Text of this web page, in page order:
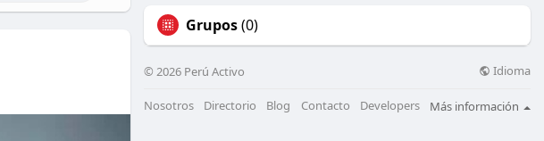
Grupos(0)
© 2026 Perú Activo Idioma
Nosotros Directorio Blog Contacto Developers Más información